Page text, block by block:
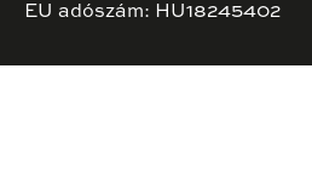
EU adószám: HU18245402